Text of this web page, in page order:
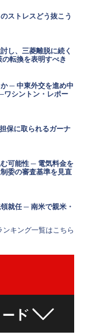
ストレスどう抜こう
し、三菱離脱に続く
転換を表明すべき
─ 中東外交を進め中
ワシントン・レポー
保に取られるガーナ
可能性 ─ 電気料金を
委の審査基準を見直
就任 ─ 南米で親米・
ンキング一覧はこちら